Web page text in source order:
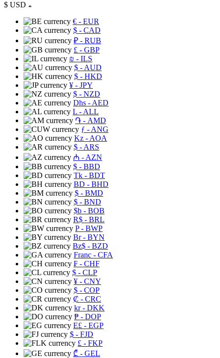
$ USD
€ - EUR
$ - CAD
₽ - RUB
£ - GBP
₪ - ILS
$ - AUD
$ - HKD
¥ - JPY
$ - NZD
Dhs - AED
L - ALL
֏ - AMD
ƒ - ANG
Kz - AOA
$ - ARS
₼ - AZN
$ - BBD
Tk - BDT
BD - BHD
$ - BMD
$ - BND
$b - BOB
R$ - BRL
P- BWP
Br- BYN
Bz$ - BZD
Franc - CFA
₣ - CHF
$ - CLP
¥ - CNY
$ - COP
₡ - CRC
kr- DKK
₱ - DOP
E£ - EGP
$ - FJD
£ - FKP
₾ - GEL